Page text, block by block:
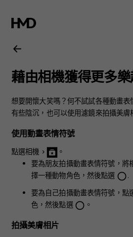
Nokia
8.1
用
戶
指
南
藉由相機獲得更多
想要開懷大笑嗎？何不試試各種動畫
有些陰沉，也可以使用濾鏡來拍攝美膚
使用動畫表情符號
點選相機 >
。
要為朋友拍攝動畫表情符號，將
擇一種動物角色，然後點選 panorama_fish_eye.
要為自己拍攝動畫表情符號，點
色，然後點選 panorama_fish_eye 。
拍攝美膚相片